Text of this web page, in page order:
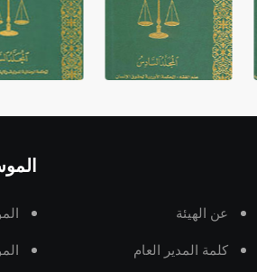
عن الهيئة
كلمة المدير العام